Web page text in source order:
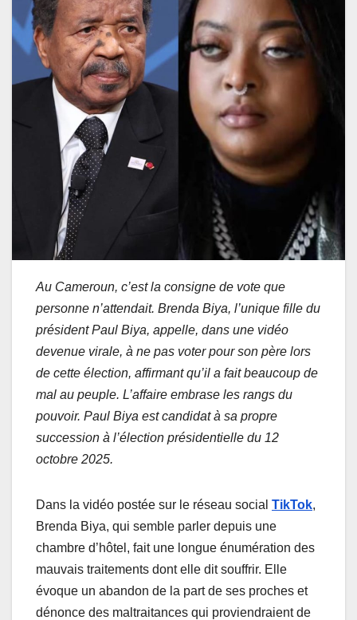
Au Cameroun, c’est la consigne de vote que
personne n’attendait. Brenda Biya, l’unique fille du
président Paul Biya, appelle, dans une vidéo
devenue virale, à ne pas voter pour son père lors
de cette élection, affirmant qu’il a fait beaucoup de
mal au peuple. L’affaire embrase les rangs du
pouvoir. Paul Biya est candidat à sa propre
succession à l’élection présidentielle du 12
octobre 2025.
Dans la vidéo postée sur le réseau social TikTok,
Brenda Biya, qui semble parler depuis une
chambre d’hôtel, fait une longue énumération des
mauvais traitements dont elle dit souffrir. Elle
évoque un abandon de la part de ses proches et
dénonce des maltraitances qui proviendraient de